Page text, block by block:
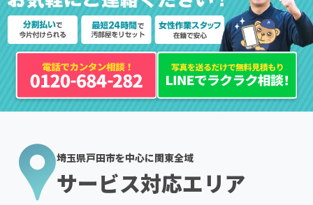
埼玉県戸田市を中心に関東全域
サービス対応エリア